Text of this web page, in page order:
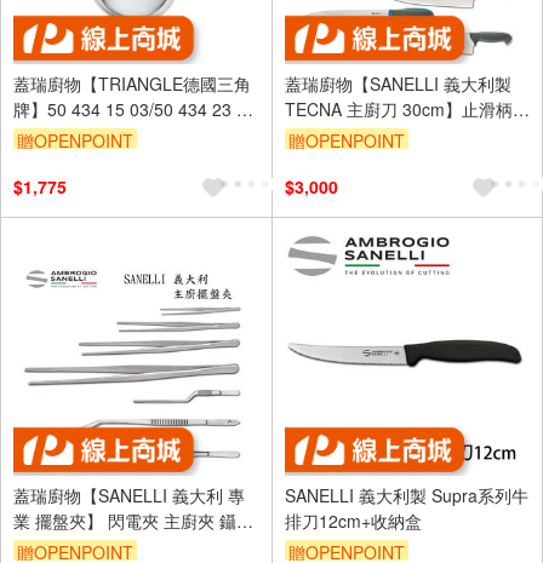
蓋瑞廚物【TRIANGLE德國三角
牌】50 434 15 03/50 434 23 03
過濾器 Ø 15 /23公分
贈OPENPOINT
$1,775
蓋瑞廚物【SANELLI 義大利製
TECNA 主廚刀 30cm】止滑柄
廚房刀 調理刀 廚刀 主廚刀 西式
贈OPENPOINT
$3,000
蓋瑞廚物【SANELLI 義大利 專
業 擺盤夾】 閃電夾 主廚夾 鑷子
曲柄 食物夾 沙拉夾 窄餐夾 夾子
贈OPENPOINT
SANELLI 義大利製 Supra系列牛
排刀12cm+收納盒
贈OPENPOINT